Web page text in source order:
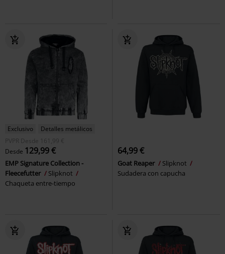
Exclusivo
Detalles metálicos
PVPR
Desde 161,99 €
Desde 129,99 €
EMP Signature Collection -
Fleecefutter
Slipknot
Chaqueta entre-tiempo
64,99 €
Goat Reaper
Slipknot
Sudadera con capucha